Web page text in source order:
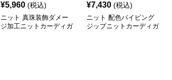
¥5,960 (税込)
ニット 真珠装飾ダメー
ジ加工ニットカーディガ
¥7,430 (税込)
ニット 配色パイピング
ジップニットカーディガ